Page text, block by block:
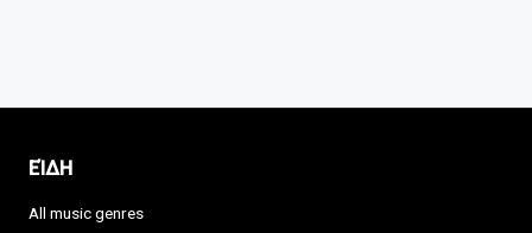
ΕΊΔΗ
All music genres